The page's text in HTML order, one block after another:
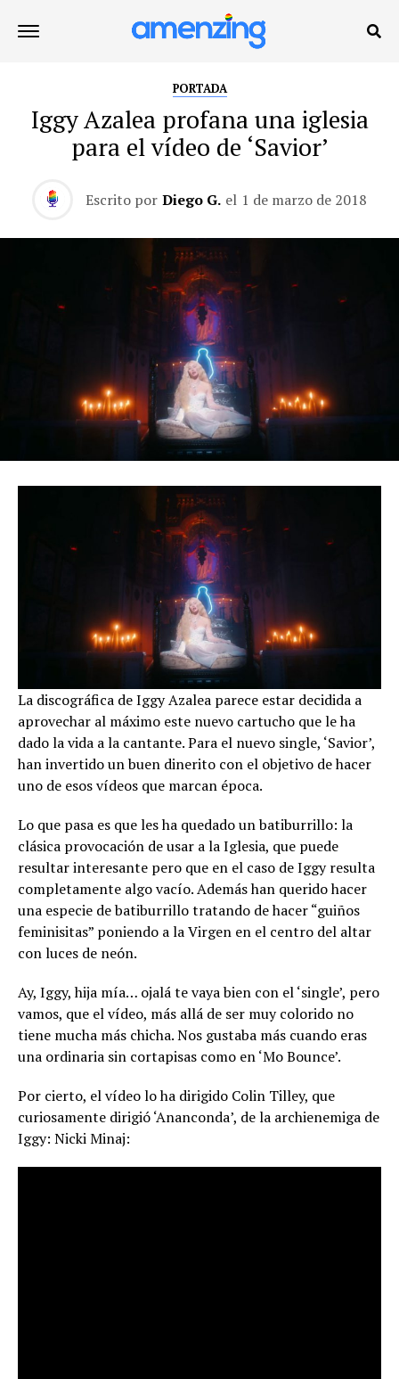
PORTADA
Iggy Azalea profana una iglesia
para el vídeo de ‘Savior’
Escrito por Diego G. el 1 de marzo de 2018
La discográfica de Iggy Azalea parece estar decidida a
aprovechar al máximo este nuevo cartucho que le ha
dado la vida a la cantante. Para el nuevo single, ‘Savior’,
han invertido un buen dinerito con el objetivo de hacer
uno de esos vídeos que marcan época.
Lo que pasa es que les ha quedado un batiburrillo: la
clásica provocación de usar a la Iglesia, que puede
resultar interesante pero que en el caso de Iggy resulta
completamente algo vacío. Además han querido hacer
una especie de batiburrillo tratando de hacer “guiños
feminisitas” poniendo a la Virgen en el centro del altar
con luces de neón.
Ay, Iggy, hija mía… ojalá te vaya bien con el ‘single’, pero
vamos, que el vídeo, más allá de ser muy colorido no
tiene mucha más chicha. Nos gustaba más cuando eras
una ordinaria sin cortapisas como en ‘Mo Bounce’.
Por cierto, el vídeo lo ha dirigido Colin Tilley, que
curiosamente dirigió ‘Ananconda’, de la archienemiga de
Iggy: Nicki Minaj: